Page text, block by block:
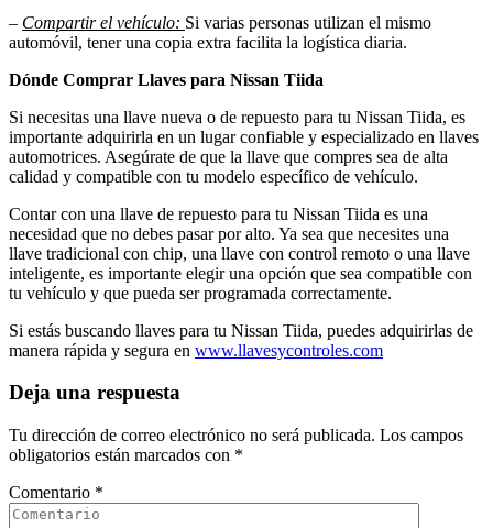
– Compartir el vehículo: Si varias personas utilizan el mismo
automóvil, tener una copia extra facilita la logística diaria.
Dónde Comprar Llaves para Nissan Tiida
Si necesitas una llave nueva o de repuesto para tu Nissan Tiida, es
importante adquirirla en un lugar confiable y especializado en llaves
automotrices. Asegúrate de que la llave que compres sea de alta
calidad y compatible con tu modelo específico de vehículo.
Contar con una llave de repuesto para tu Nissan Tiida es una
necesidad que no debes pasar por alto. Ya sea que necesites una
llave tradicional con chip, una llave con control remoto o una llave
inteligente, es importante elegir una opción que sea compatible con
tu vehículo y que pueda ser programada correctamente.
Si estás buscando llaves para tu Nissan Tiida, puedes adquirirlas de
manera rápida y segura en www.llavesycontroles.com
Deja una respuesta
Tu dirección de correo electrónico no será publicada. Los campos
obligatorios están marcados con *
Comentario *